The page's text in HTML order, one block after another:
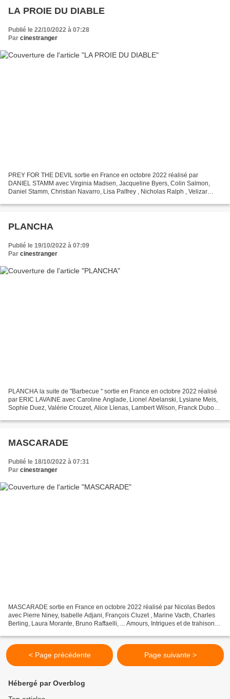
LA PROIE DU DIABLE
Publié le 22/10/2022 à 07:28
Par cinestranger
PREY FOR THE DEVIL sortie en France en octobre 2022 réalisé par
DANIEL STAMM avec Virginia Madsen, Jacqueline Byers, Colin Salmon,
Daniel Stamm, Christian Navarro, Lisa Palfrey , Nicholas Ralph , Velizar
PLANCHA
Publié le 19/10/2022 à 07:09
Par cinestranger
PLANCHA la suite de "Barbecue " sortie en France en octobre 2022 réalisé
par ERIC LAVAINE avec Caroline Anglade, Lionel Abelanski, Lysiane Meis,
Sophie Duez, Valérie Crouzet, Alice Llenas, Lambert Wilson, Franck Dubosc,
MASCARADE
Publié le 18/10/2022 à 07:31
Par cinestranger
MASCARADE sortie en France en octobre 2022 réalisé par Nicolas Bedos
avec Pierre Niney, Isabelle Adjani, François Cluzet , Marine Vacth, Charles
Berling, Laura Morante, Bruno Raffaelli, ... Amours, Intrigues et de trahisons
< Page précédente Page suivante >
Hébergé par Overblog